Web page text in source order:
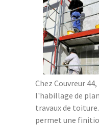
Chez Couvreur
l'habillage de
travaux de
permet une